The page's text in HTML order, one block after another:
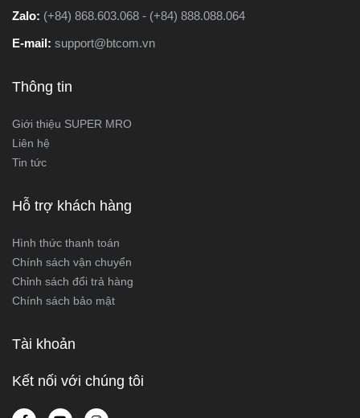
Zalo: (+84) 868.603.068 - (+84) 888.088.064
E-mail: support@btcom.vn
Thông tin
Giới thiệu SUPER MRO
Liên hệ
Tin tức
Hỗ trợ khách hàng
Hình thức thanh toán
Chính sách vận chuyển
Chỉnh sách đổi trả hàng
Chính sách bảo mật
Tài khoản
Kết nối với chúng tôi